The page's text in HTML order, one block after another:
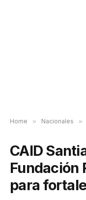
Home » Nacionales »
CAID
Fundación
para